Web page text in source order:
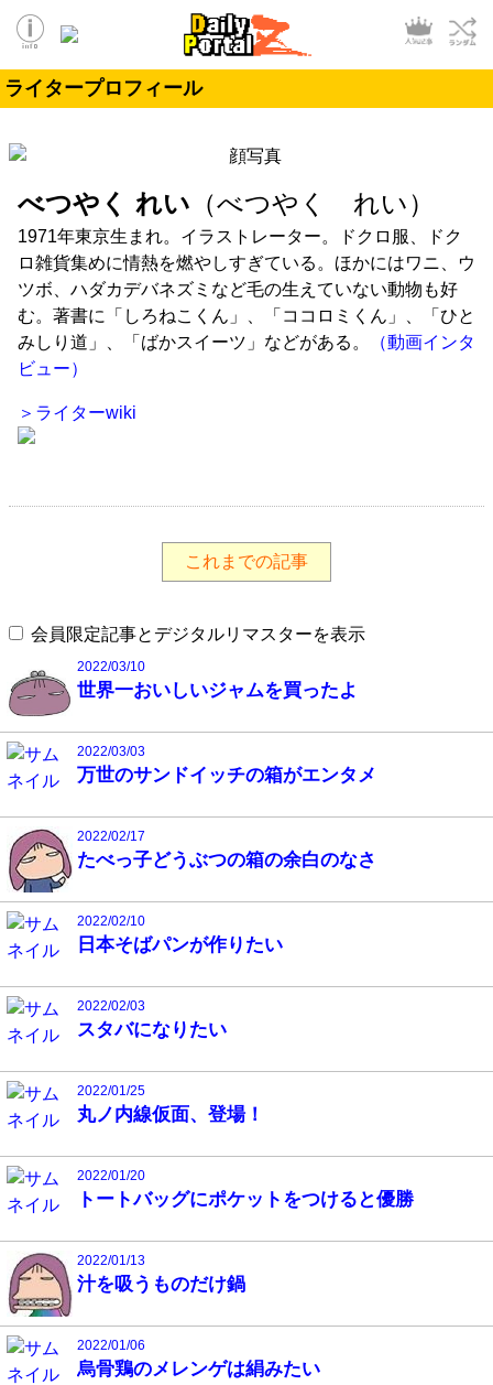
ライタープロフィール
べつやく れい （べつやく れい）
1971年東京生まれ。イラストレーター。ドクロ服、ドク
ロ雑貨集めに情熱を燃やしすぎている。ほかにはワニ、ウ
ツボ、ハダカデバネズミなど毛の生えていない動物も好
む。著書に「しろねこくん」、「ココロミくん」、「ひと
みしり道」、「ばかスイーツ」などがある。
（動画インタ
ビュー）
＞ライターwiki
これまでの記事
会員限定記事とデジタルリマスターを表示
2022/03/10
世界一おいしいジャムを買ったよ
2022/03/03
万世のサンドイッチの箱がエンタメ
2022/02/17
たべっ子どうぶつの箱の余白のなさ
2022/02/10
日本そばパンが作りたい
2022/02/03
スタバになりたい
2022/01/25
丸ノ内線仮面、登場！
2022/01/20
トートバッグにポケットをつけると優勝
2022/01/13
汁を吸うものだけ鍋
2022/01/06
烏骨鶏のメレンゲは絹みたい